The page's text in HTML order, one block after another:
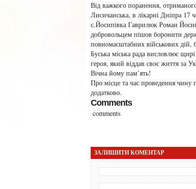
Від важкого поранення,
Лисичанська, в лікарні Дніпра 17
с.Йосипівка Гаврилюк Роман
добровольцем пішов боронити
повномасштабних військових дій,
Буська міська рада висловлює
героя, який віддав своє життя за
Вічна йому пам’ять!
Про місце та час проведення чину
додатково.
Comments
comments
ЗАЛИШИТИ КОМЕНТАР